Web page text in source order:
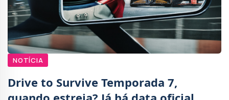
NOTÍCIA
Drive to Survive Temporada 7,